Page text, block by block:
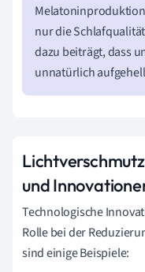
nur die
dazu beiträgt, dass
unnatürlich
und
Technologische
Rolle bei der
sind einige Beispiele: